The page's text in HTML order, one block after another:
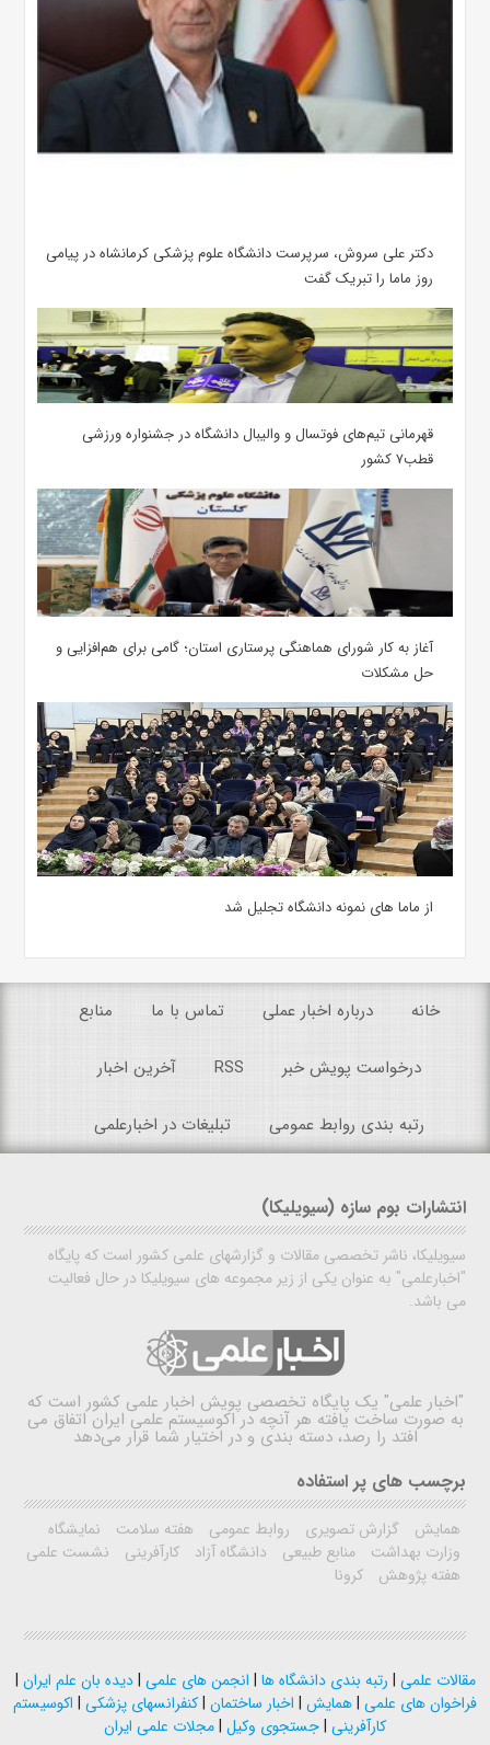
دکتر علی سروش، سرپرست دانشگاه علوم پزشکی کرمانشاه در پیامی
روز ماما را تبریک گفت
قهرمانی تیم‌های فوتسال و والیبال دانشگاه در جشنواره ورزشی
قطب۷ کشور
آغاز به کار شورای هماهنگی پرستاری استان؛ گامی برای هم‌افزایی و
حل مشکلات
از ماما های نمونه دانشگاه تجلیل شد
خانه درباره اخبار عملی تماس با ما منابع
درخواست پویش خبر RSS آخرین اخبار
رتبه بندی روابط عمومی تبلیغات در اخبارعلمی
انتشارات بوم سازه (سیویلیکا)
سیویلیکا، ناشر تخصصی مقالات و گزارشهای علمی کشور است که پایگاه
"اخبارعلمی" به عنوان یکی از زیر مجموعه های سیویلیکا در حال فعالیت
می باشد.
"اخبار علمی" یک پایگاه تخصصی پویش اخبار علمی کشور است که
به صورت ساخت یافته هر آنچه در اکوسیستم علمی ایران اتفاق می
افتد را رصد، دسته بندی و در اختیار شما قرار می‌دهد
برچسب های پر استفاده
همایش گزارش تصویری روابط عمومی هفته سلامت
نمایشگاه
وزارت بهداشت
منابع طبیعی دانشگاه آزاد کارآفرینی
نشست علمی
هفته پژوهش
کرونا
مقالات علمی | رتبه بندی دانشگاه ها | انجمن های علمی |دیده بان علم ایران |
فراخوان های علمی |همایش | اخبار ساختمان |کنفرانسهای پزشکی | اکوسیستم
کارآفرینی |جستجوی وکیل |مجلات علمی ایران